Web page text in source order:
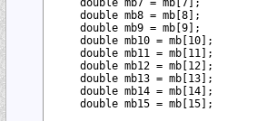
    double mb8 = mb[8];
    double mb9 = mb[9];
    double mb10 = mb[10];
    double mb11 = mb[11];
    double mb12 = mb[12];
    double mb13 = mb[13];
    double mb14 = mb[14];
    double mb15 = mb[15];